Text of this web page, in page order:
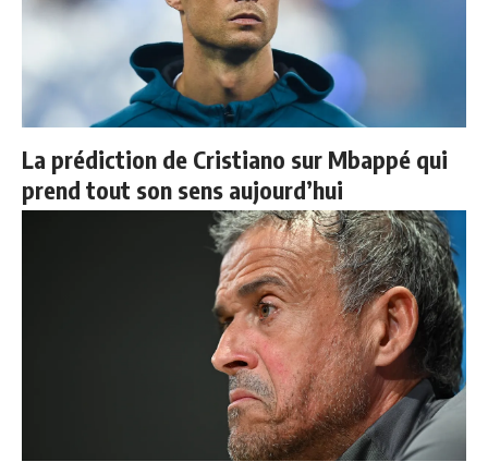
La prédiction de Cristiano sur Mbappé qui
prend tout son sens aujourd’hui